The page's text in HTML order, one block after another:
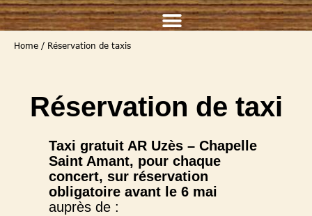
Home / Réservation de taxis
Réservation de taxi
Taxi gratuit AR Uzès – Chapelle
Saint Amant, pour chaque
concert, sur réservation
obligatoire avant le 6 mai
auprès de :